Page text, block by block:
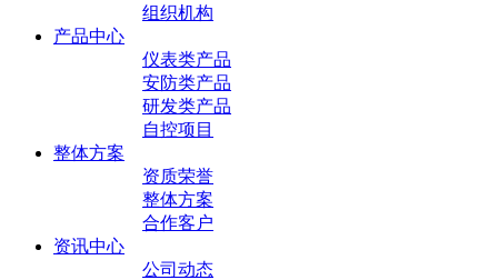
组织机构
产品中心
仪表类产品
安防类产品
研发类产品
自控项目
整体方案
资质荣誉
整体方案
合作客户
资讯中心
公司动态